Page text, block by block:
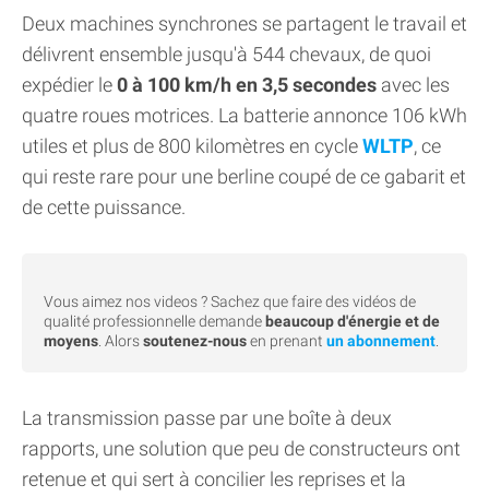
Deux machines synchrones se partagent le travail et
délivrent ensemble jusqu'à 544 chevaux, de quoi
expédier le0 à 100 km/h en 3,5 secondes avec les
quatre roues motrices. La batterie annonce 106 kWh
utiles et plus de 800 kilomètres en cycleWLTP, ce
qui reste rare pour une berline coupé de ce gabarit et
de cette puissance.
Vous aimez nos videos ? Sachez que faire des vidéos de
qualité professionnelle demande beaucoup d'énergie et de
moyens. Alorssoutenez-nousen prenant un abonnement.
La transmission passe par une boîte à deux
rapports, une solution que peu de constructeurs ont
retenue et qui sert à concilier les reprises et la